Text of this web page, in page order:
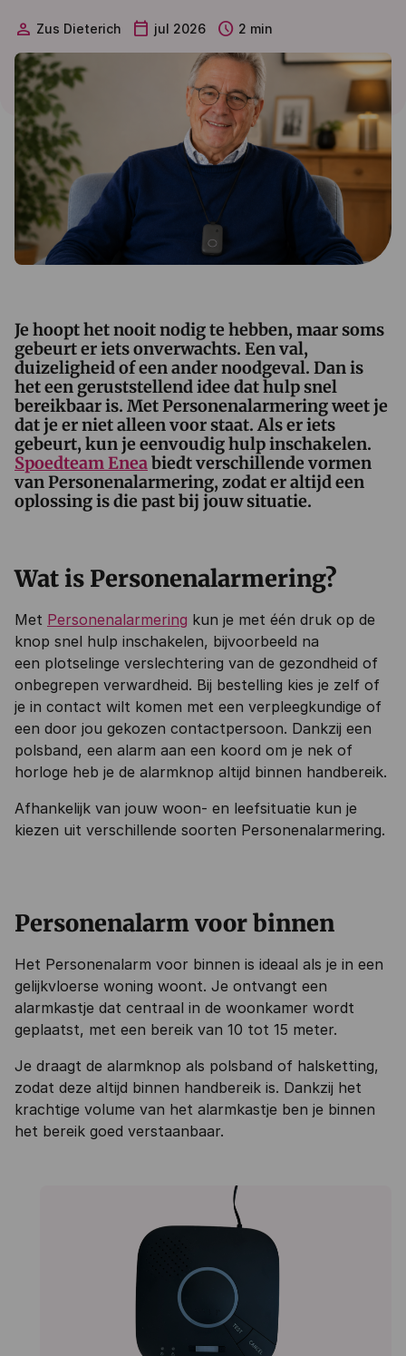
person Zus Dieterich calendar_today jul 2026 schedule 2 min
Je hoopt het nooit nodig te hebben, maar soms
gebeurt er iets onverwachts. Een val,
duizeligheid of een ander noodgeval. Dan is
het een geruststellend idee dat hulp snel
bereikbaar is. Met Personenalarmering weet je
dat je er niet alleen voor staat. Als er iets
gebeurt, kun je eenvoudig hulp inschakelen.
Spoedteam Eneabiedt verschillende vormen
van Personenalarmering, zodat er altijd een
oplossing is die past bij jouw situatie.
Wat is Personenalarmering?
Met Personenalarmering kun je met één druk op de
knop snel hulp inschakelen, bijvoorbeeld na
een plotselinge verslechtering van de gezondheid of
onbegrepen verwardheid. Bij bestelling kies je zelf of
je in contact wilt komen met een verpleegkundige of
een door jou gekozen contactpersoon. Dankzij een
polsband, een alarm aan een koord om je nek of
horloge heb je de alarmknop altijd binnen handbereik.
Afhankelijk van jouw woon- en leefsituatie kun je
kiezen uit verschillende soorten Personenalarmering.
Personenalarm voor binnen
Het Personenalarm voor binnen is ideaal als je in een
gelijkvloerse woning woont. Je ontvangt een
alarmkastje dat centraal in de woonkamer wordt
geplaatst, met een bereik van 10 tot 15 meter.
Je draagt de alarmknop als polsband of halsketting,
zodat deze altijd binnen handbereik is. Dankzij het
krachtige volume van het alarmkastje ben je binnen
het bereik goed verstaanbaar.